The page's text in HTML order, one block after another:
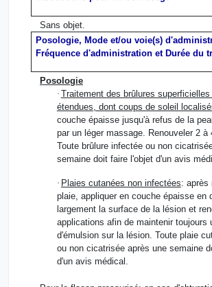
Sans objet.
Posologie, Mode et/ou voie(s)
Fréquence d'administration et Durée du
Posologie
· Traitement des brûlures superficielles
étendues, dont coups de soleil
couche épaisse jusqu'à refus de la
par un léger massage. Renouveler 2 à
Toute brûlure infectée ou non
semaine doit faire l'objet d'un avis
· Plaies cutanées non infectées: après
plaie, appliquer en couche épaisse en
largement la surface de la lésion et
applications afin de maintenir toujours
d'émulsion sur la lésion. Toute plaie
ou non cicatrisée après une semaine
d'un avis médical.